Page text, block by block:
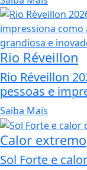
Rio Réveillon
Rio Réveillon
pessoas e
Saiba Mais
Calor extremo
Sol Forte e